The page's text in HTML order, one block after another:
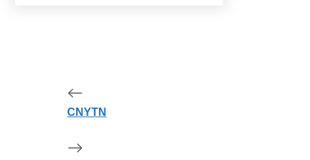
CNYTN